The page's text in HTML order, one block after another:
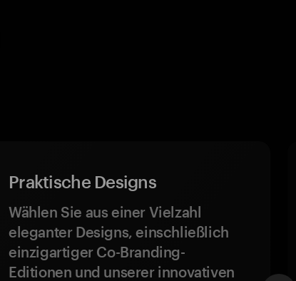
Praktische Designs
Wählen Sie aus einer Vielzahl
eleganter Designs, einschließlich
einzigartiger Co-Branding-
Editionen und unserer innovativen